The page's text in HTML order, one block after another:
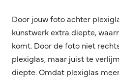
Door jouw foto achter
kunstwerk extra diepte,
komt. Door de foto niet
plexiglas, maar juist te
diepte. Omdat plexiglas